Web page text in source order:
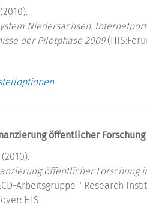
Niedersachsen.
der Pilotphase 2009
öffentlicher
öffentlicher Forschung
Arbeitsgruppe " Research
HIS.